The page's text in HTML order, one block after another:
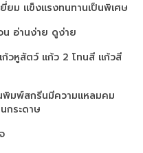
A8023
A1522
น
ยม แข็งแรงทนทานเป็นพิเศษ
อ่านง่าย ดูง่าย
วหูสัตว์ แก้ว 2 โทนสี แก้วสี
พิมพ์สกรีนมีความแหลมคม
กระดาษ